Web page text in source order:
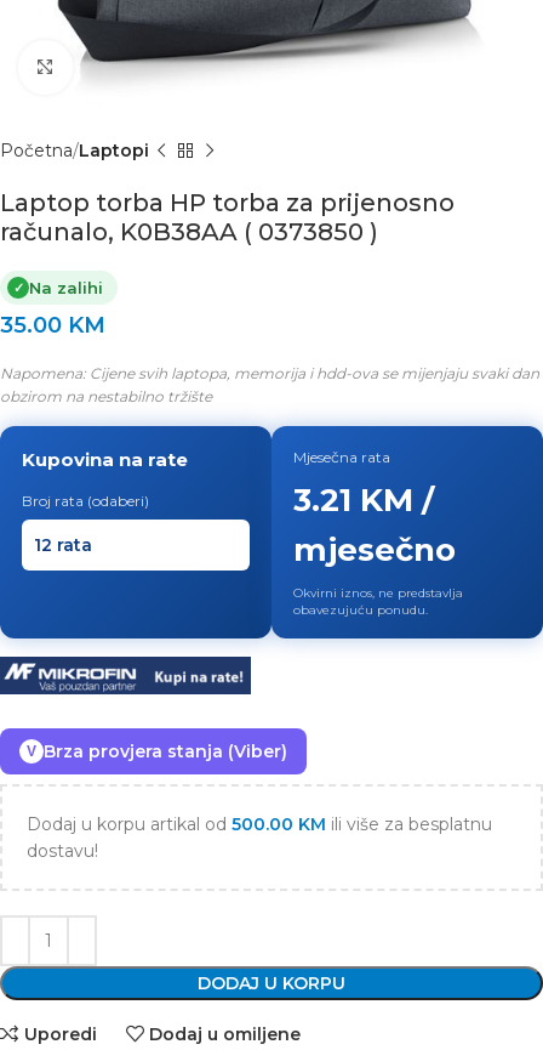
Click to enlarge
Početna Laptopi
Laptop torba HP torba za prijenosno
računalo, K0B38AA ( 0373850 )
✓ Na zalihi
35.00 KM
Napomena: Cijene svih laptopa, memorija i hdd-ova se mijenjaju svaki dan
obzirom na nestabilno tržište
Kupovina na rate
Broj rata (odaberi)
Mjesečna rata
3.21 KM /
mjesečno
Okvirni iznos, ne predstavlja
obavezujuću ponudu.
V Brza provjera stanja (Viber)
Dodaj u korpu artikal od 500.00 KM ili više za besplatnu
dostavu!
DODAJ U KORPU
Uporedi Dodaj u omiljene